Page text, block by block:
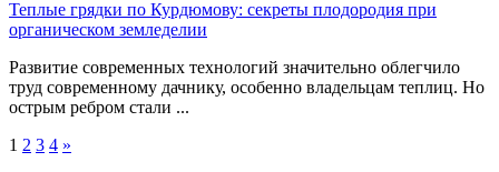
Теплые грядки по Курдюмову: секреты плодородия при
органическом земледелии
Развитие современных технологий значительно облегчило
труд современному дачнику, особенно владельцам теплиц. Но
острым ребром стали ...
1 2 3 4 »